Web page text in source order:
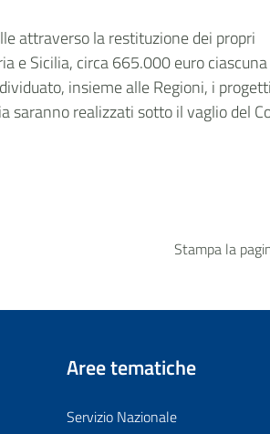
attraverso la restituzione dei propri
e Sicilia,​ circa 665.000 euro
insieme alle Regioni, i
saranno realizzati sotto il vaglio del
Stampa la
Aree tematiche
Servizio Nazionale